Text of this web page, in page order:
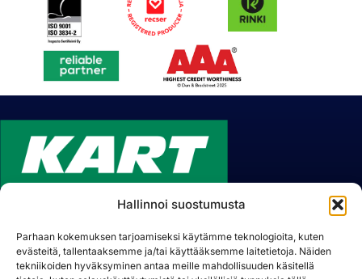
Hallinnoi suostumusta
Parhaan kokemuksen tarjoamiseksi käytämme teknologioita, kuten
evästeitä, tallentaaksemme ja/tai käyttääksemme laitetietoja. Näiden
tekniikoiden hyväksyminen antaa meille mahdollisuuden käsitellä
Lummetie 8, 31400 Somero, Finland
Tel.+358 (02) 7489 730